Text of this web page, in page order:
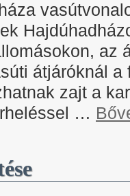
az
átjáróknál a
zajt a
…